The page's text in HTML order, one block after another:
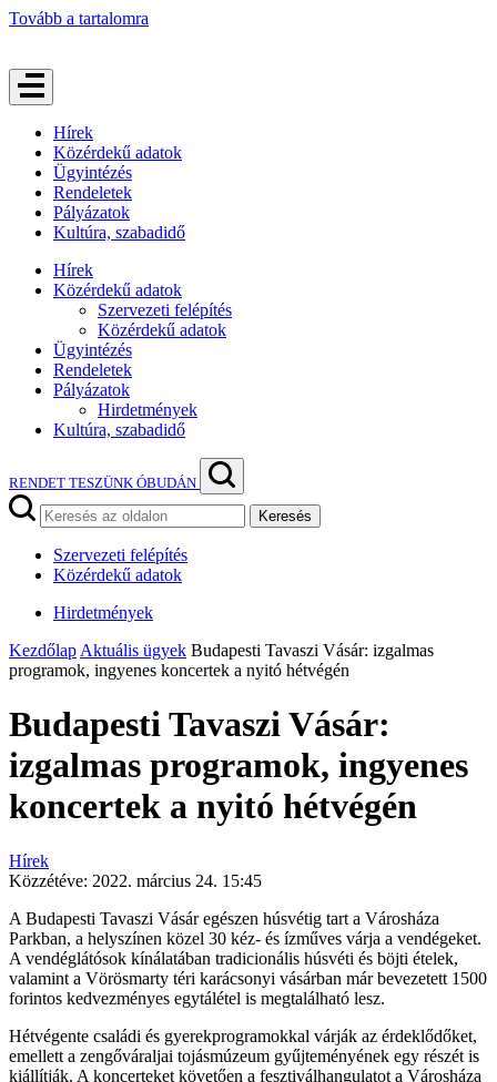
Tovább a tartalomra
Hírek
Közérdekű adatok
Ügyintézés
Rendeletek
Pályázatok
Kultúra, szabadidő
Hírek
Közérdekű adatok
Szervezeti felépítés
Közérdekű adatok
Ügyintézés
Rendeletek
Pályázatok
Hirdetmények
Kultúra, szabadidő
RENDET TESZÜNK ÓBUDÁN
Keresés
Szervezeti felépítés
Közérdekű adatok
Hirdetmények
Kezdőlap Aktuális ügyek Budapesti Tavaszi Vásár: izgalmas
programok, ingyenes koncertek a nyitó hétvégén
Budapesti Tavaszi Vásár:
izgalmas programok, ingyenes
koncertek a nyitó hétvégén
Hírek
Közzétéve: 2022. március 24. 15:45
A Budapesti Tavaszi Vásár egészen húsvétig tart a Városháza
Parkban, a helyszínen közel 30 kéz- és ízműves várja a vendégeket.
A vendéglátósok kínálatában tradicionális húsvéti és böjti ételek,
valamint a Vörösmarty téri karácsonyi vásárban már bevezetett 1500
forintos kedvezményes egytálétel is megtalálható lesz.
Hétvégente családi és gyerekprogramokkal várják az érdeklődőket,
emellett a zengőváraljai tojásmúzeum gyűjteményének egy részét is
kiállítják. A koncerteket követően a fesztiválhangulatot a Városháza